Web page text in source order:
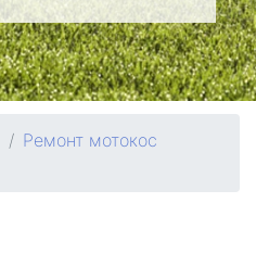
Ремонт мотокос